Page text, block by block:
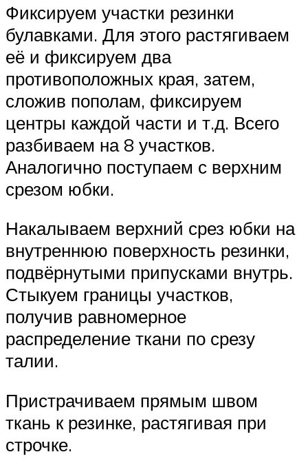
Фиксируем участки резинки
булавками. Для этого растягиваем
её и фиксируем два
противоположных края, затем,
сложив пополам, фиксируем
центры каждой части и т.д. Всего
разбиваем на 8 участков.
Аналогично поступаем с верхним
срезом юбки.
Накалываем верхний срез юбки на
внутреннюю поверхность резинки,
подвёрнутыми припусками внутрь.
Стыкуем границы участков,
получив равномерное
распределение ткани по срезу
талии.
Пристрачиваем прямым швом
ткань к резинке, растягивая при
строчке.